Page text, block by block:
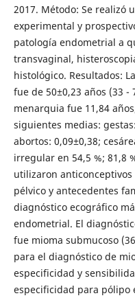
2017. Método: Se realizó
experimental y
patología endometrial a
transvaginal,
histológico. Resultados:
fue de 50±0,23 años (33
menarquia fue 11,84
siguientes medias:
abortos: 0,09±0,38;
irregular en 54,5 %; 81,8
utilizaron
pélvico y antecedentes
diagnóstico ecográfico
endometrial. El
fue mioma submucoso
para el diagnóstico de
especificidad y
especificidad para pólipo